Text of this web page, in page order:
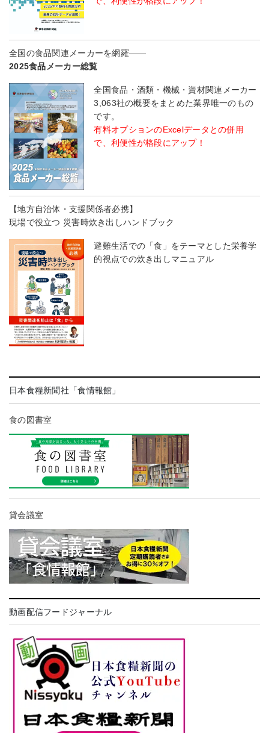
全国の食品関連メーカーを網羅――
2025食品メーカー総覧
全国食品・酒類・機械・資材関連メーカー
3,063社の概要をまとめた業界唯一のもの
です。
有料オプションのExcelデータとの併用
で、利便性が格段にアップ！
【地方自治体・支援関係者必携】
現場で役立つ 災害時炊き出しハンドブック
避難生活での「食」をテーマとした栄養学
的視点での炊き出しマニュアル
日本食糧新聞社「食情報館」
食の図書室
貸会議室
動画配信フードジャーナル